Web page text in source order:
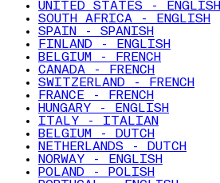
UNITED STATES - ENGLISH
SOUTH AFRICA - ENGLISH
SPAIN - SPANISH
FINLAND - ENGLISH
BELGIUM - FRENCH
CANADA - FRENCH
SWITZERLAND - FRENCH
FRANCE - FRENCH
HUNGARY - ENGLISH
ITALY - ITALIAN
BELGIUM - DUTCH
NETHERLANDS - DUTCH
NORWAY - ENGLISH
POLAND - POLISH